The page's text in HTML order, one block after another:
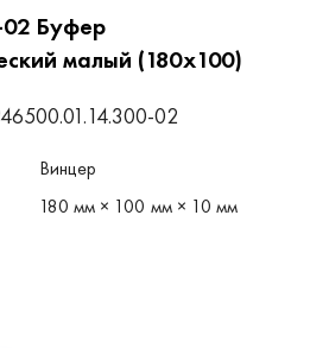
Буфер
малый (180х100)
02
Винцер
180 мм × 100 мм × 10 мм